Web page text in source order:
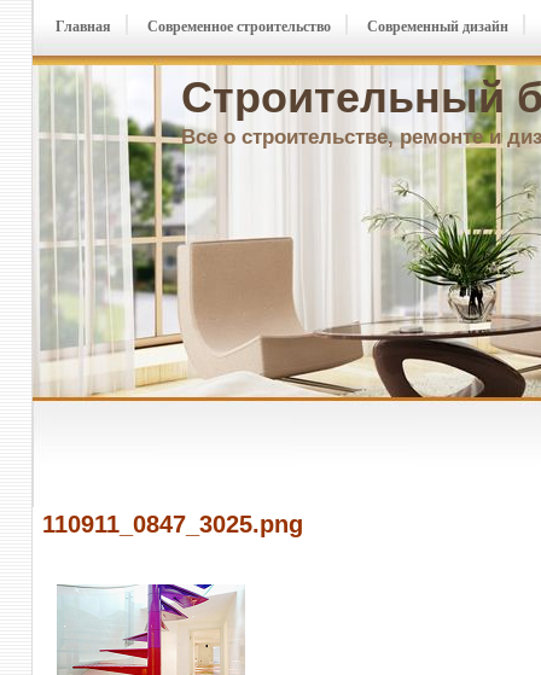
Строительный
Все о строительстве, ремонте и
Главная Современное строительство Современный дизайн
110911_0847_3025.png